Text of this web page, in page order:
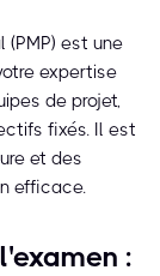
(PMP) est une
expertise
de projet,
fixés. Il est
et des
efficace.
: